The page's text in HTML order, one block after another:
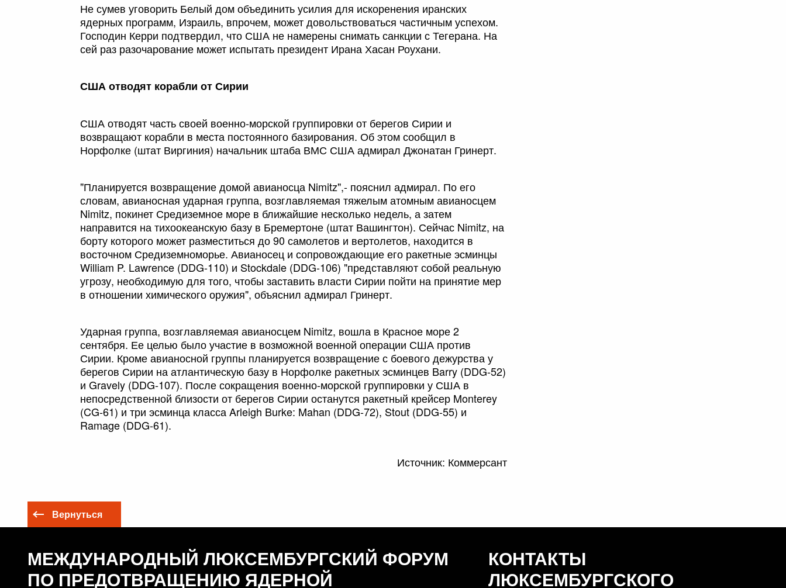
Не сумев уговорить Белый дом объединить усилия для искоренения иранских
ядерных программ, Израиль, впрочем, может довольствоваться частичным успехом.
Господин Керри подтвердил, что США не намерены снимать санкции с Тегерана. На
сей раз разочарование может испытать президент Ирана Хасан Роухани.
США отводят корабли от Сирии
США отводят часть своей военно-морской группировки от берегов Сирии и
возвращают корабли в места постоянного базирования. Об этом сообщил в
Норфолке (штат Виргиния) начальник штаба ВМС США адмирал Джонатан Гринерт.
"Планируется возвращение домой авианосца Nimitz",- пояснил адмирал. По его
словам, авианосная ударная группа, возглавляемая тяжелым атомным авианосцем
Nimitz, покинет Средиземное море в ближайшие несколько недель, а затем
направится на тихоокеанскую базу в Бремертоне (штат Вашингтон). Сейчас Nimitz, на
борту которого может разместиться до 90 самолетов и вертолетов, находится в
восточном Средиземноморье. Авианосец и сопровождающие его ракетные эсминцы
William P. Lawrence (DDG-110) и Stockdale (DDG-106) "представляют собой реальную
угрозу, необходимую для того, чтобы заставить власти Сирии пойти на принятие мер
в отношении химического оружия", объяснил адмирал Гринерт.
Ударная группа, возглавляемая авианосцем Nimitz, вошла в Красное море 2
сентября. Ее целью было участие в возможной военной операции США против
Сирии. Кроме авианосной группы планируется возвращение с боевого дежурства у
берегов Сирии на атлантическую базу в Норфолке ракетных эсминцев Barry (DDG-52)
и Gravely (DDG-107). После сокращения военно-морской группировки у США в
непосредственной близости от берегов Сирии останутся ракетный крейсер Monterey
(CG-61) и три эсминца класса Arleigh Burke: Mahan (DDG-72), Stout (DDG-55) и
Ramage (DDG-61).
Источник: Коммерсант
Вернуться
МЕЖДУНАРОДНЫЙ ЛЮКСЕМБУРГСКИЙ ФОРУМ
ПО ПРЕДОТВРАЩЕНИЮ ЯДЕРНОЙ
КОНТАКТЫ
ЛЮКСЕМБУРГСКОГО